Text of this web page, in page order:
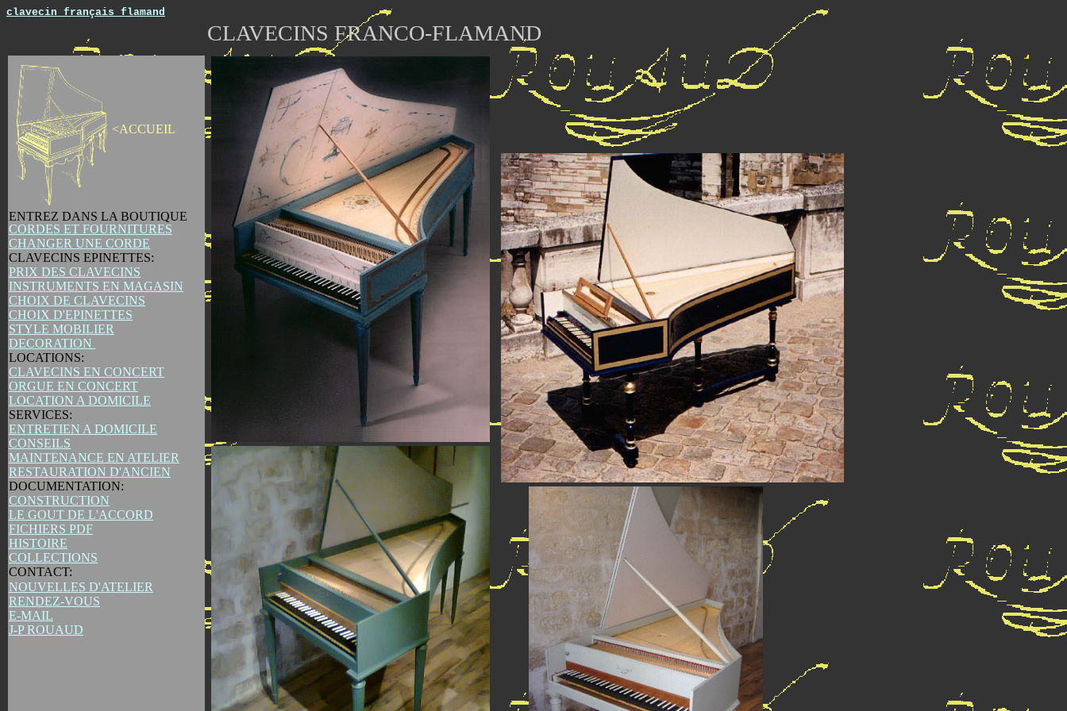
clavecin français flamand
CLAVECINS FRANCO-FLAMAND
<ACCUEIL
ENTREZ DANS LA BOUTIQUE
CORDES ET FOURNITURES
CHANGER UNE CORDE
CLAVECINS EPINETTES:
PRIX DES CLAVECINS
INSTRUMENTS EN MAGASIN
CHOIX DE CLAVECINS
CHOIX D'EPINETTES
STYLE MOBILIER
DECORATION
LOCATIONS:
CLAVECINS EN CONCERT
ORGUE EN CONCERT
LOCATION A DOMICILE
SERVICES:
ENTRETIEN A DOMICILE
CONSEILS
MAINTENANCE EN ATELIER
RESTAURATION D'ANCIEN
DOCUMENTATION:
CONSTRUCTION
LE GOUT DE L'ACCORD
FICHIERS PDF
HISTOIRE
COLLECTIONS
CONTACT:
NOUVELLES D'ATELIER
RENDEZ-VOUS
E-MAIL
J-P ROUAUD